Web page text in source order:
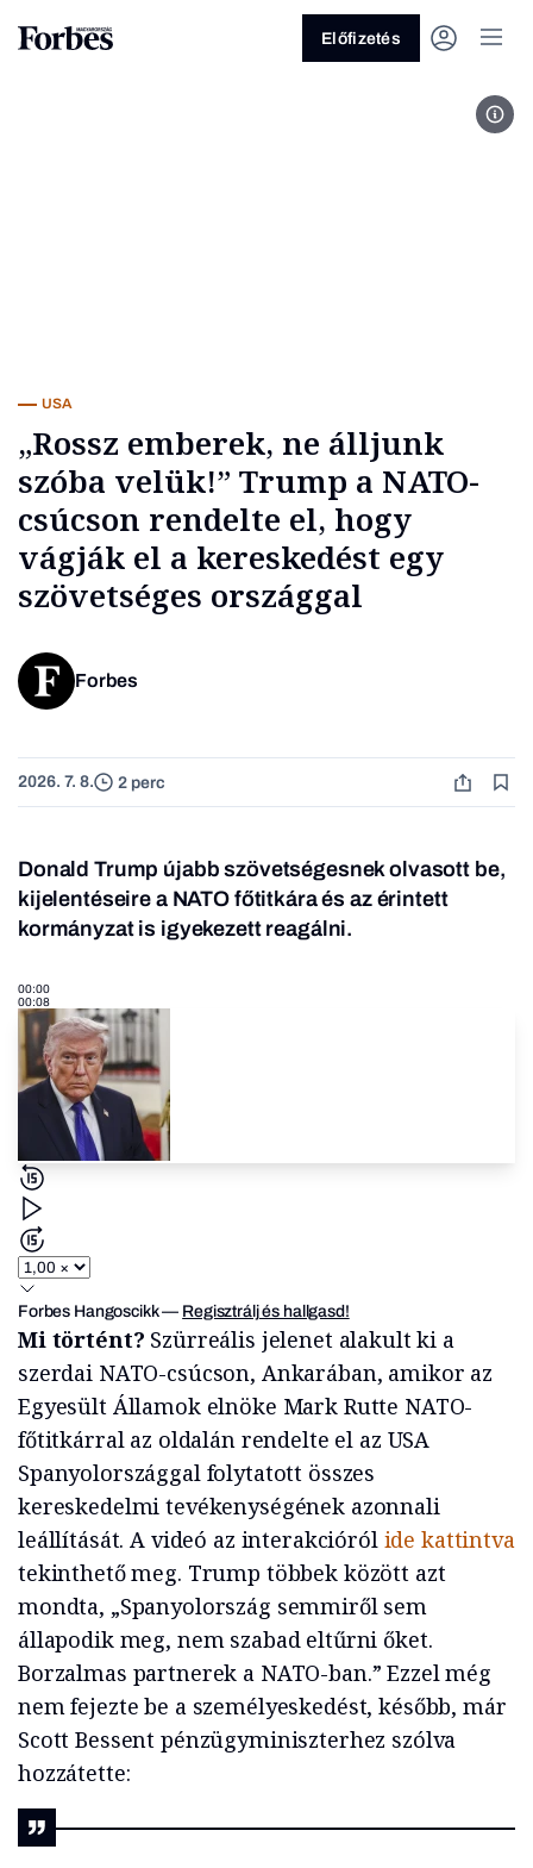
Előfizetés
USA
„Rossz emberek, ne álljunk
szóba velük!” Trump a NATO-
csúcson rendelte el, hogy
vágják el a kereskedést egy
szövetséges országgal
Forbes
2026. 7. 8. 2 perc
Donald Trump újabb szövetségesnek olvasott be,
kijelentéseire a NATO főtitkára és az érintett
kormányzat is igyekezett reagálni.
00:00
00:08
Forbes Hangoscikk— Regisztrálj és hallgasd!
Mi történt? Szürreális jelenet alakult ki a
szerdai NATO-csúcson, Ankarában, amikor az
Egyesült Államok elnöke Mark Rutte NATO-
főtitkárral az oldalán rendelte el az USA
Spanyolországgal folytatott összes
kereskedelmi tevékenységének azonnali
leállítását. A videó az interakcióról ide kattintva
tekinthető meg. Trump többek között azt
mondta, „Spanyolország semmiről sem
állapodik meg, nem szabad eltűrni őket.
Borzalmas partnerek a NATO-ban.” Ezzel még
nem fejezte be a személyeskedést, később, már
Scott Bessent pénzügyminiszterhez szólva
hozzátette: